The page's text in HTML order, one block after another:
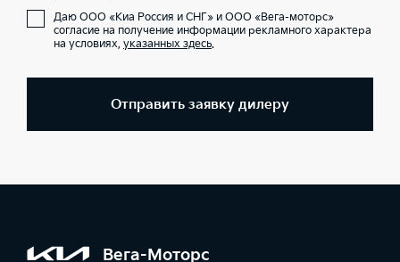
Даю ООО «Киа Россия и СНГ» и ООО «Вега-моторс»
согласие на получение информации рекламного характера
на условиях, указанных здесь.
Отправить заявку дилеру
Вега-Моторс